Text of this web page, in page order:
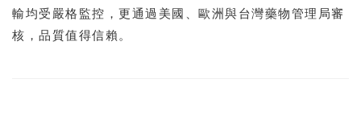
輸均受嚴格監控，更通過美國、歐洲與台灣藥物管理局審
核，品質值得信賴。